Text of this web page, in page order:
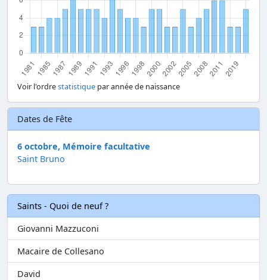
Voir l'ordrestatistique par année de naissance
Dates de Fête
6 octobre, Mémoire facultative
Saint Bruno
Saints - Quoi de neuf ?
Giovanni Mazzuconi
Macaire de Collesano
David